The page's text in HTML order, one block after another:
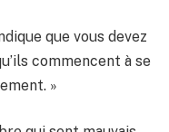
que vous devez
commencent à se
»